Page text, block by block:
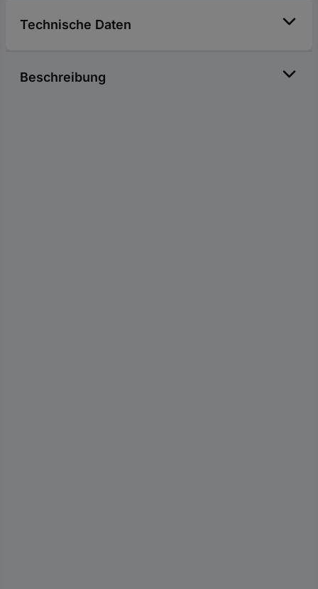
Technische Daten
Beschreibung